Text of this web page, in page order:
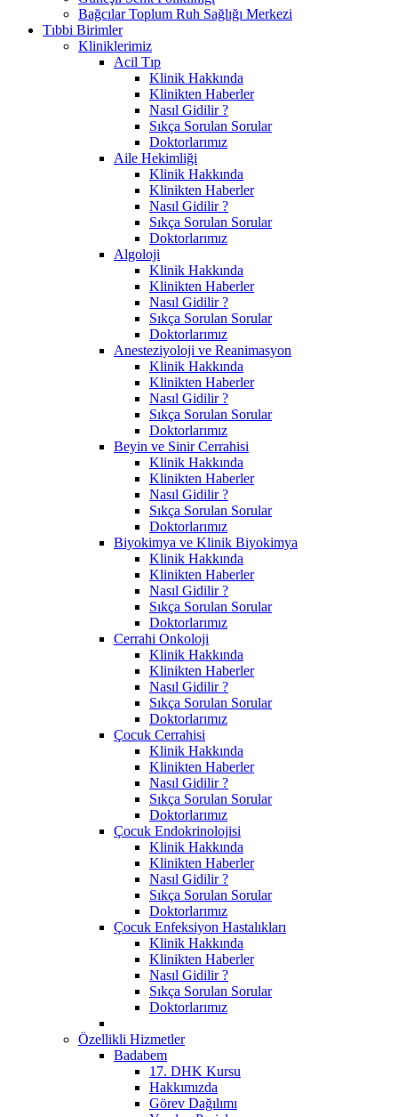
Bağcılar Toplum Ruh Sağlığı Merkezi
Tıbbi Birimler
Kliniklerimiz
Acil Tıp
Klinik Hakkında
Klinikten Haberler
Nasıl Gidilir ?
Sıkça Sorulan Sorular
Doktorlarımız
Aile Hekimliği
Klinik Hakkında
Klinikten Haberler
Nasıl Gidilir ?
Sıkça Sorulan Sorular
Doktorlarımız
Algoloji
Klinik Hakkında
Klinikten Haberler
Nasıl Gidilir ?
Sıkça Sorulan Sorular
Doktorlarımız
Anesteziyoloji ve Reanimasyon
Klinik Hakkında
Klinikten Haberler
Nasıl Gidilir ?
Sıkça Sorulan Sorular
Doktorlarımız
Beyin ve Sinir Cerrahisi
Klinik Hakkında
Klinikten Haberler
Nasıl Gidilir ?
Sıkça Sorulan Sorular
Doktorlarımız
Biyokimya ve Klinik Biyokimya
Klinik Hakkında
Klinikten Haberler
Nasıl Gidilir ?
Sıkça Sorulan Sorular
Doktorlarımız
Cerrahi Onkoloji
Klinik Hakkında
Klinikten Haberler
Nasıl Gidilir ?
Sıkça Sorulan Sorular
Doktorlarımız
Çocuk Cerrahisi
Klinik Hakkında
Klinikten Haberler
Nasıl Gidilir ?
Sıkça Sorulan Sorular
Doktorlarımız
Çocuk Endokrinolojisi
Klinik Hakkında
Klinikten Haberler
Nasıl Gidilir ?
Sıkça Sorulan Sorular
Doktorlarımız
Çocuk Enfeksiyon Hastalıkları
Klinik Hakkında
Klinikten Haberler
Nasıl Gidilir ?
Sıkça Sorulan Sorular
Doktorlarımız
Özellikli Hizmetler
Badabem
17. DHK Kursu
Hakkımızda
Görev Dağılımı